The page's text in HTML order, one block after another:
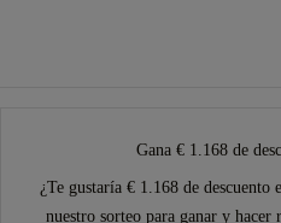
Gana € 1.168 de
¿Te gustaría € 1.168 de descuento
nuestro sorteo para ganar y hacer